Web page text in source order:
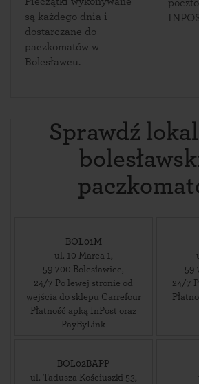
są każdego dnia i
dostarczane do
paczkomatów w
Bolesławcu.
pocztowa lub
Sprawdź
BOL01M
ul. 10 Marca 1,
59-700 Bolesławiec,
24/7 Po lewej stronie od
wejścia do sklepu Carrefour
Płatność apką InPost oraz
PayByLink
24/7
BOL02BAPP
ul. Tadusza Kościuszki 53,